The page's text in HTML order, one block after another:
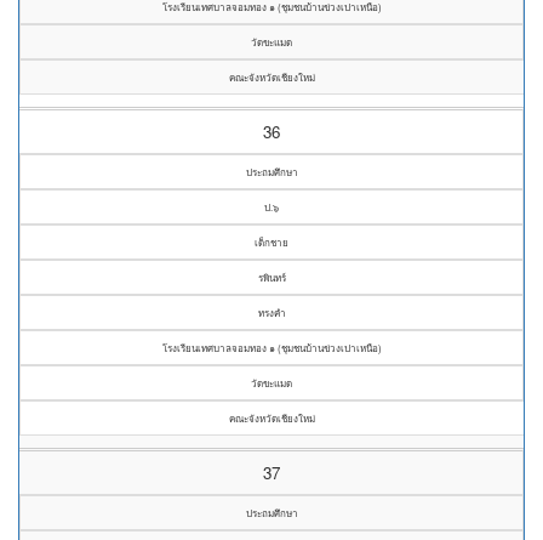
โรงเรียนเทศบาลจอมทอง ๑ (ชุมชนบ้านข่วงเปาเหนือ)
วัดขะแมด
คณะจังหวัดเชียงใหม่
36
ประถมศึกษา
ป.๖
เด็กชาย
รพินทร์
ทรงคำ
โรงเรียนเทศบาลจอมทอง ๑ (ชุมชนบ้านข่วงเปาเหนือ)
วัดขะแมด
คณะจังหวัดเชียงใหม่
37
ประถมศึกษา